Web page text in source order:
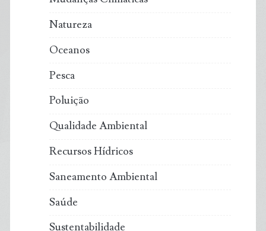
Natureza
Oceanos
Pesca
Poluição
Qualidade Ambiental
Recursos Hídricos
Saneamento Ambiental
Saúde
Sustentabilidade